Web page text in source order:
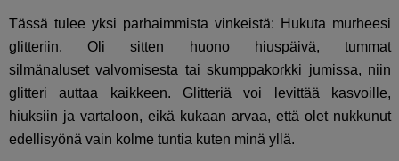
Tässä tulee yksi parhaimmista vinkeistä: Hukuta murheesi
glitteriin. Oli sitten huono hiuspäivä, tummat
silmänaluset valvomisesta tai skumppakorkki jumissa, niin
glitteri auttaa kaikkeen. Glitteriä voi levittää kasvoille,
hiuksiin ja vartaloon, eikä kukaan arvaa, että olet nukkunut
edellisyönä vain kolme tuntia kuten minä yllä.